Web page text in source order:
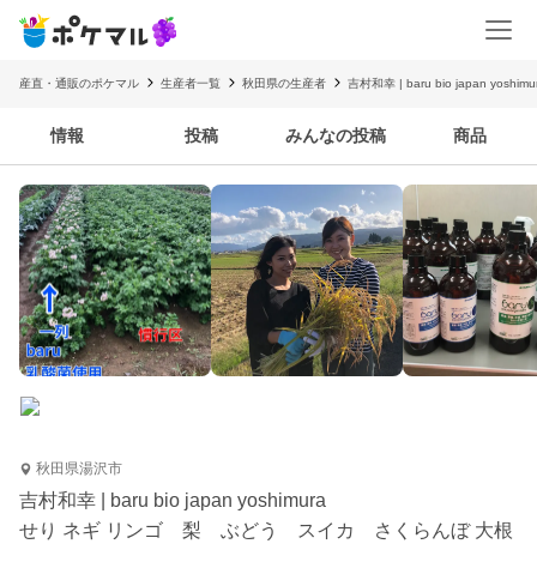
産直・通販のポケマル 生産者一覧 秋田県の生産者 吉村和幸 | baru bio japan
情報 投稿 みんなの投稿 商品
秋田県湯沢市
吉村和幸 | baru bio japan yoshimura
せり ネギ リンゴ 梨 ぶどう スイカ さくらんぼ 大根